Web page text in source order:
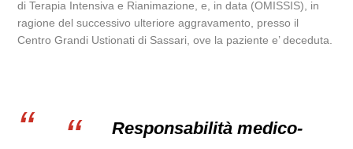
di Terapia Intensiva e Rianimazione, e, in data (OMISSIS), in
ragione del successivo ulteriore aggravamento, presso il
Centro Grandi Ustionati di Sassari, ove la paziente e’ deceduta.
Responsabilità medico-